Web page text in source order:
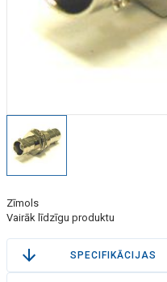
Zīmols
Vairāk līdzīgu produktu
SPECIFIKĀCIJAS